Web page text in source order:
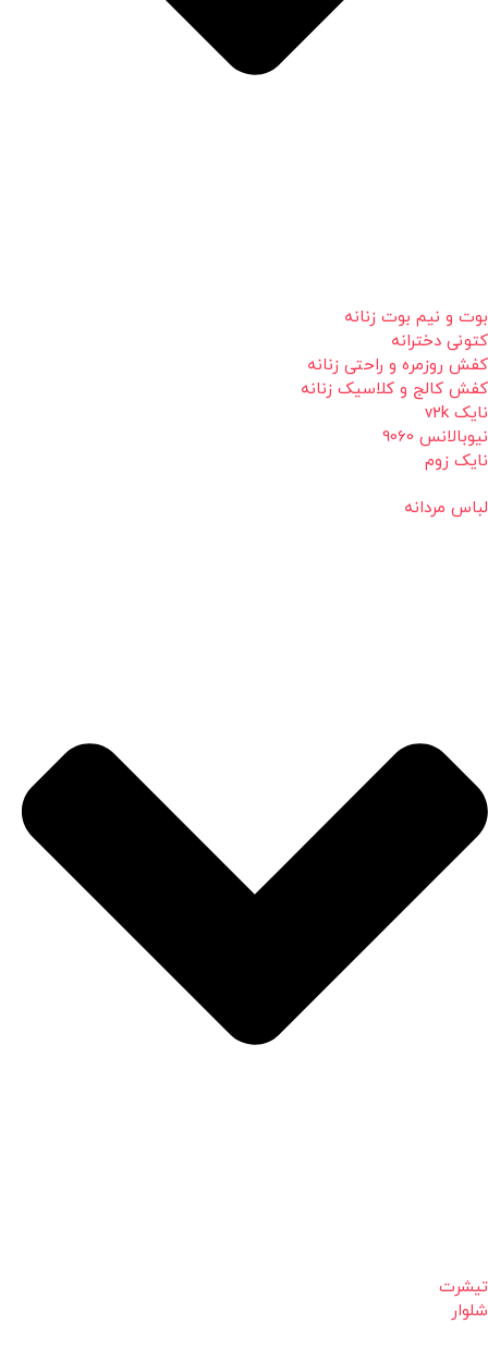
بوت و نیم بوت زنانه
کتونی دخترانه
کفش روزمره و راحتی زنانه
کفش کالج و کلاسیک زنانه
نایک v2k
نیوبالانس 9060
نایک زوم
لباس مردانه
تیشرت
شلوار